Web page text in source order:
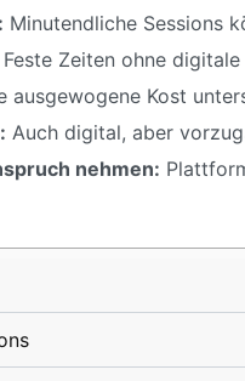
Minutendliche Sessions
Feste Zeiten ohne
ausgewogene Kost
Auch digital, aber
nehmen: